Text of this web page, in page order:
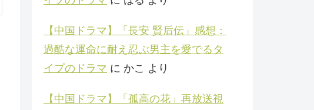
【中国ドラマ】「長安 賢后伝」感想：
過酷な運命に耐え忍ぶ男主を愛でるタ
イプのドラマ に かこ より
【中国ドラマ】「孤高の花」再放送視